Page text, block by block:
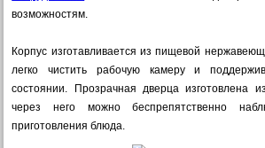
возможностям.
Корпус изготавливается из пищевой
легко чистить рабочую камеру и
состоянии. Прозрачная дверца изготовлена
через него можно беспрепятственно
приготовления блюда.